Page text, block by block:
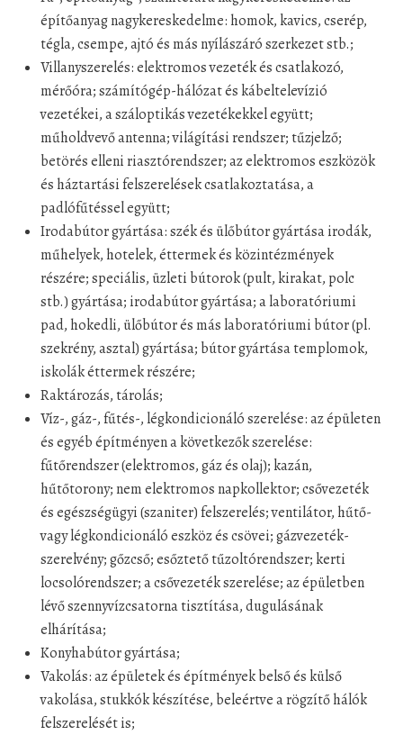
építőanyag nagykereskedelme: homok, kavics, cserép,
tégla, csempe, ajtó és más nyílászáró szerkezet stb.;
Villanyszerelés: elektromos vezeték és csatlakozó,
mérőóra; számítógép-hálózat és kábeltelevízió
vezetékei, a száloptikás vezetékekkel együtt;
műholdvevő antenna; világítási rendszer; tűzjelző;
betörés elleni riasztórendszer; az elektromos eszközök
és háztartási felszerelések csatlakoztatása, a
padlófűtéssel együtt;
Irodabútor gyártása: szék és ülőbútor gyártása irodák,
műhelyek, hotelek, éttermek és közintézmények
részére; speciális, üzleti bútorok (pult, kirakat, polc
stb.) gyártása; irodabútor gyártása; a laboratóriumi
pad, hokedli, ülőbútor és más laboratóriumi bútor (pl.
szekrény, asztal) gyártása; bútor gyártása templomok,
iskolák éttermek részére;
Raktározás, tárolás;
Víz-, gáz-, fűtés-, légkondicionáló szerelése: az épületen
és egyéb építményen a következők szerelése:
fűtőrendszer (elektromos, gáz és olaj); kazán,
hűtőtorony; nem elektromos napkollektor; csővezeték
és egészségügyi (szaniter) felszerelés; ventilátor, hűtő-
vagy légkondicionáló eszköz és csövei; gázvezeték-
szerelvény; gőzcső; esőztető tűzoltórendszer; kerti
locsolórendszer; a csővezeték szerelése; az épületben
lévő szennyvízcsatorna tisztítása, dugulásának
elhárítása;
Konyhabútor gyártása;
Vakolás: az épületek és építmények belső és külső
vakolása, stukkók készítése, beleértve a rögzítő hálók
felszerelését is;